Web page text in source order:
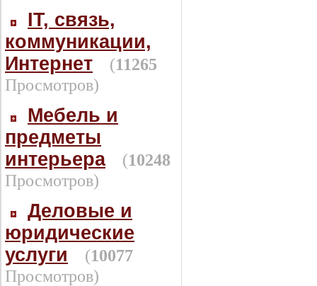
IT, связь,
коммуникации,
Интернет
(11265
Просмотров)
Мебель и
предметы
интерьера
(10248
Просмотров)
Деловые и
юридические
услуги
(10077
Просмотров)